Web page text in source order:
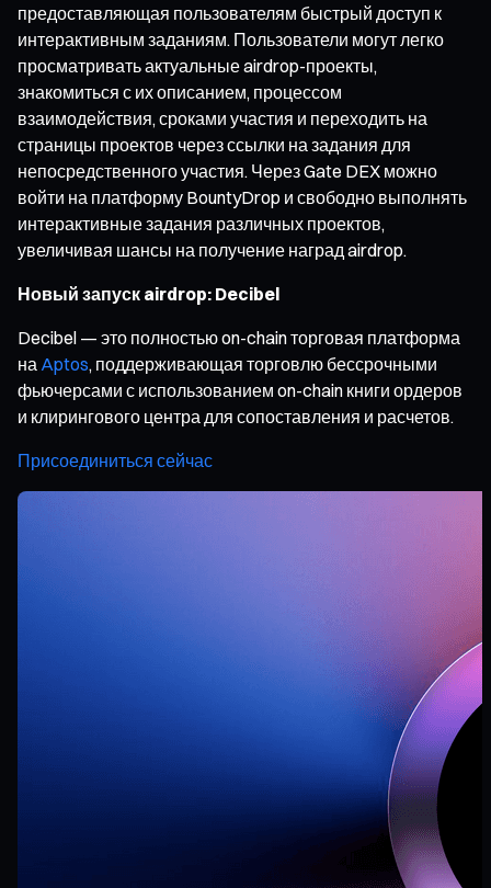
предоставляющая пользователям быстрый доступ к
интерактивным заданиям. Пользователи могут легко
просматривать актуальные airdrop-проекты,
знакомиться с их описанием, процессом
взаимодействия, сроками участия и переходить на
страницы проектов через ссылки на задания для
непосредственного участия. Через Gate DEX можно
войти на платформу BountyDrop и свободно выполнять
интерактивные задания различных проектов,
увеличивая шансы на получение наград airdrop.
Новый запуск airdrop: Decibel
Decibel — это полностью on-chain торговая платформа
на Aptos, поддерживающая торговлю бессрочными
фьючерсами с использованием on-chain книги ордеров
и клирингового центра для сопоставления и расчетов.
Присоединиться сейчас